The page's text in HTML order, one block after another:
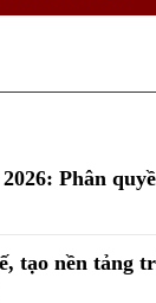
Phân
tạo nền tảng